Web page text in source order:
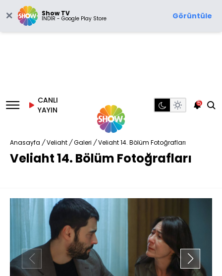
Show TV
İNDİR - Google Play Store Görüntüle
CANLI
YAYIN
5
Anasayfa / Veliaht / Galeri / Veliaht 14. Bölüm Fotoğrafları
Veliaht 14. Bölüm Fotoğrafları